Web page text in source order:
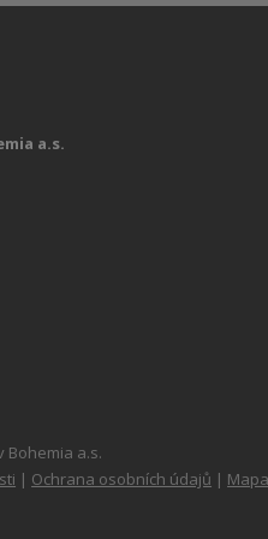
a.s.
Bohemia a.s.
| Ochrana osobních údajů |